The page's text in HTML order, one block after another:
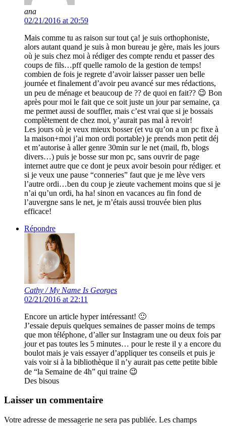
ana
02/21/2016 at 20:59
Mais comme tu as raison sur tout ça! je suis orthophoniste,
alors autant quand je suis à mon bureau je gère, mais les jours
où je suis chez moi à rédiger des compte rendu et passer des
coups de fils…pff quelle ramolo de la gestion de temps!
combien de fois je regrete d’avoir laisser passer uen belle
journée et finalement d’avoir peu avancé sur mes rédactions,
un peu de ménage et beaucoup de ?? de quoi en fait?? 😉 Bon
après pour moi le fait que ce soit juste un jour par semaine, ça
me permet aussi de souffler, mais c’est vrai que si je bossais
complètement de chez moi, y’aurait pas mal à revoir!
Les jours où je veux mieux bosser (et vu qu’on a un pc fixe à
la maison+moi j’ai mon ordi portable) je prends mon petit déj
et m’autorise à aller genre 30min sur le net (mail, fb, blogs
divers…) puis je bosse sur mon pc, sans ouvrir de page
internet autre que ce dont je peux avoir besoin pour rédiger. et
si je veux une pause “conneries” faut que je me lève vers
l’autre ordi…ben du coup je zieute vachement moins que si je
n’ai qu’un ordi, ha ha! sinon en vacances au fin fond de
l’auvergne sans le net, je m’étais aussi trouvée bien plus
efficace!
Répondre
Cathy / My Name Is Georges
02/21/2016 at 22:11
Encore un article hyper intéressant! 🙂
J’essaie depuis quelques semaines de passer moins de temps
que mon téléphone, d’aller sur Instagram une ou deux fois par
jour et pas toutes les 5 minutes… pour le reste il y a encore du
boulot mais je vais essayer d’appliquer tes conseils et puis je
vais voir si à la bibliothèque il n’y aurait pas cette petite bible
de “la Semaine de 4h” qui traine 😉
Des bisous
Laisser un commentaire
Votre adresse de messagerie ne sera pas publiée. Les champs